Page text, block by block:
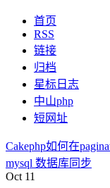
首页
RSS
链接
归档
星标日志
中山php
短网址
Cakephp如何在
mysql 数据库同步
Oct 11